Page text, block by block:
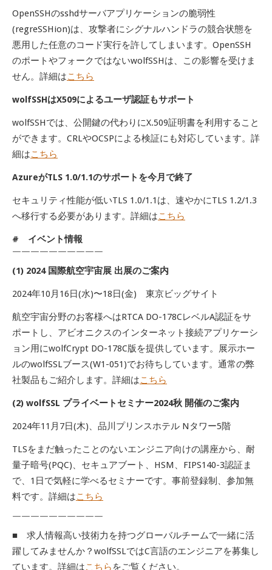
OpenSSHのsshdサーバアプリケーションの脆弱性
(regreSSHion)は、攻撃者にシグナルハンドラの競合状態を
悪用した任意のコード実行を許してしまいます。OpenSSH
のポートやフォークではないwolfSSHは、この影響を受けま
せん。詳細はこちら
wolfSSHはX509によるユーザ認証もサポート
wolfSSHでは、公開鍵の代わりにX.509証明書を利用すること
ができます。CRLやOCSPによる検証にも対応しています。詳
細はこちら
AzureがTLS 1.0/1.1のサポートを今月で終了
セキュリティ性能が低いTLS 1.0/1.1は、速やかにTLS 1.2/1.3
へ移行する必要があります。詳細はこちら
# イベント情報
￣￣￣￣￣￣￣￣￣￣
(1) 2024 国際航空宇宙展 出展のご案内
2024年10月16日(水)〜18日(金) 東京ビッグサイト
航空宇宙分野のお客様へはRTCA DO-178CレベルA認証をサ
ポートし、アビオニクスのインターネット接続アプリケーシ
ョン用にwolfCrypt DO-178C版を提供しています。展示ホー
ルのwolfSSLブース(W1-051)でお待ちしています。通常の弊
社製品もご紹介します。詳細はこちら
(2) wolfSSL プライベートセミナー2024秋 開催のご案内
2024年11月7日(木)、品川プリンスホテル Nタワー5階
TLSをまだ触ったことのないエンジニア向けの講座から、耐
量子暗号(PQC)、セキュアブート、HSM、FIPS140-3認証ま
で、1日で気軽に学べるセミナーです。事前登録制、参加無
料です。詳細はこちら
￣￣￣￣￣￣￣￣￣￣
■ 求人情報高い技術力を持つグローバルチームで一緒に活
躍してみませんか？wolfSSLではC言語のエンジニアを募集し
ています。詳細はこちら をご覧ください。